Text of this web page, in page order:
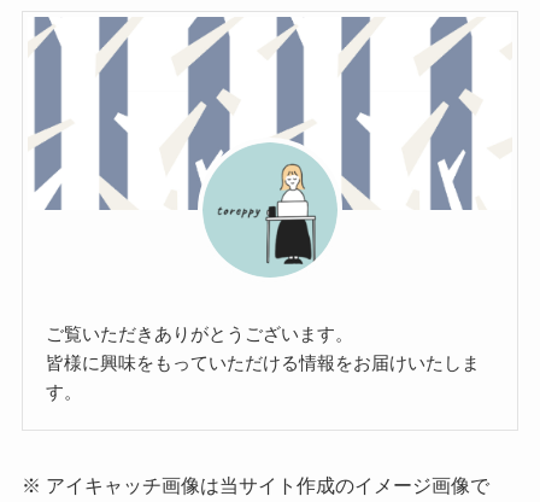
ご覧いただきありがとうございます。
皆様に興味をもっていただける情報をお届けいたしま
す。
※ アイキャッチ画像は当サイト作成のイメージ画像で